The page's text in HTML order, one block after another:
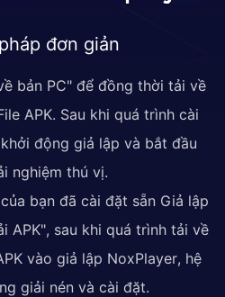
đơn giản
bản PC" để đồng thời tải về
APK. Sau khi quá trình cài
động giả lập và bắt đầu
nghiệm thú vị.
bạn đã cài đặt sẵn Giả lập
APK", sau khi quá trình tải về
vào giả lập NoxPlayer, hệ
giải nén và cài đặt.